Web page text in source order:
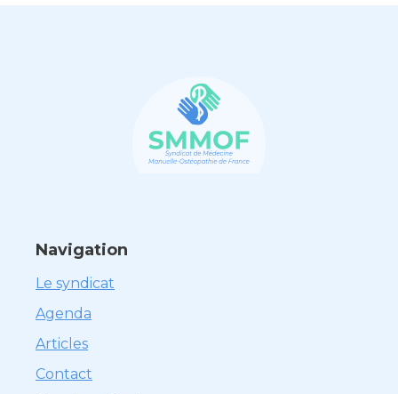
Navigation
Le syndicat
Agenda
Articles
Contact